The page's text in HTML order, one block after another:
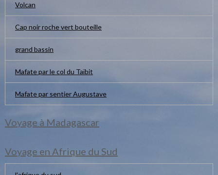
Volcan
Cap noir roche vert bouteille
grand bassin
Mafate par le col du Taïbit
Mafate par sentier Augustave
Voyage à Madagascar
Voyage en Afrique du Sud